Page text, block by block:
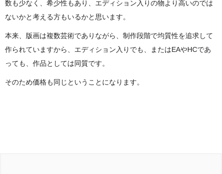
数も少なく、希少性もあり、エディション入りの物より高いのでは
ないかと考える方もいるかと思います。
本来、版画は複数芸術でありながら、制作段階で均質性を追求して
作られていますから、エディション入りでも、またはEAやHCであ
っても、作品としては同質です。
そのため価格も同じということになります。